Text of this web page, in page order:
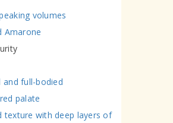
volumes
Amarone
and full-bodied
palate
texture with deep layers of